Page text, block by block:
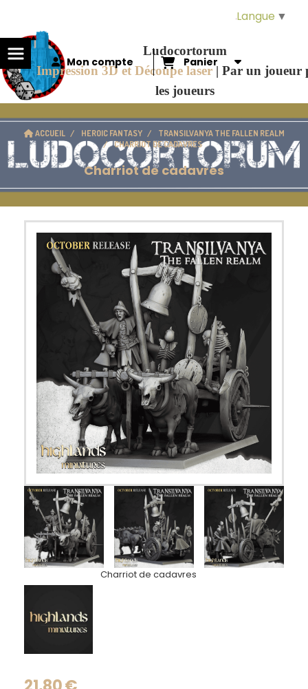
Ludocortorum
Impression 3D et Découpe laser |Par un joueur
les joueurs
Mon compte Panier
ACCUEIL HEROIC FANTASY
TRANSILVANYA THE FALLEN REALM
CHARRIOT DE CADAVRES
Charriot de cadavres
Charriot de cadavres
Langue ▼